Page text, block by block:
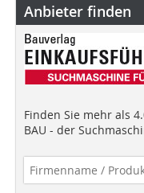
Anbieter finden
Finden Sie mehr als
BAU - der